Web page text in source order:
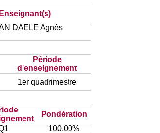
Enseignant(s)
DAELE Agnès
Période
d’enseignement
1er quadrimestre
Pondération
100.00%